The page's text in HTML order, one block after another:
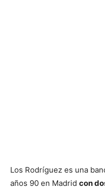
Los Rodríguez es una
años 90 en Madrid con